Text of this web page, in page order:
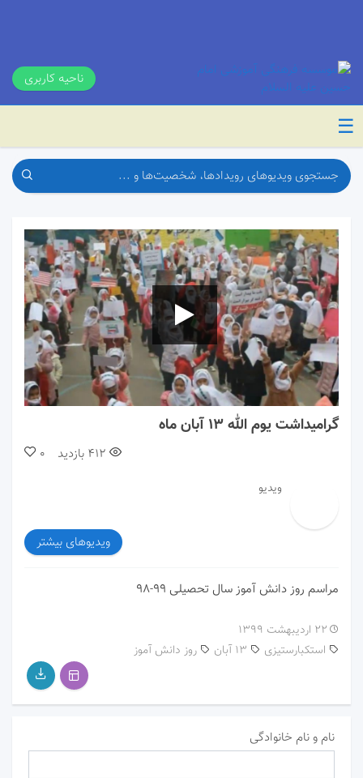
ناحیه کاربری
☰
00:00 05:09
گرامیداشت یوم الله ۱۳ آبان ماه
0 412 بازدید
ویدیو
ویدیوهای بیشتر
مراسم روز دانش آموز سال تحصیلی ۹۹-۹۸
۲۲ اردیبهشت ۱۳۹۹
13 آبان
استکبارستیزی روز دانش آموز
نام و نام خانوادگی